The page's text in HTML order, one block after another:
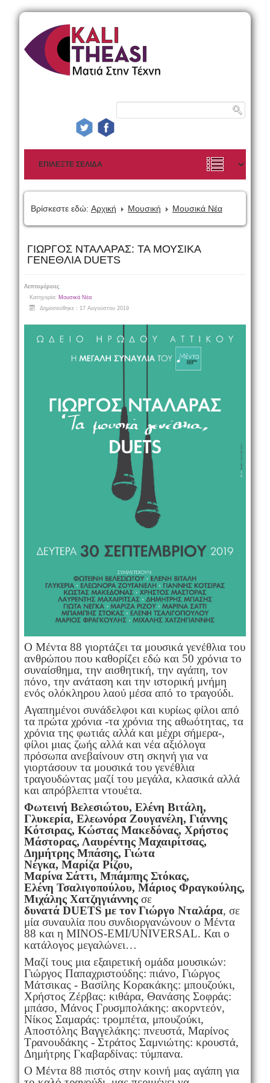
Βρίσκεστε εδώ: Αρχική Μουσική Μουσικά Νέα
ΓΙΩΡΓΟΣ ΝΤΑΛΑΡΑΣ: ΤΑ ΜΟΥΣΙΚΑ
ΓΕΝΕΘΛΙΑ DUETS
Λεπτομέρειες
Κατηγορία: Μουσικά Νέα
Δημοσιεύθηκε : 17 Αυγούστου 2019
Ο Μέντα 88 γιορτάζει τα μουσικά γενέθλια του
ανθρώπου που καθορίζει εδώ και 50 χρόνια το
συναίσθημα, την αισθητική, την αγάπη, τον
πόνο, την ανάταση και την ιστορική μνήμη
ενός ολόκληρου λαού μέσα από το τραγούδι.
Αγαπημένοι συνάδελφοι και κυρίως φίλοι από
τα πρώτα χρόνια -τα χρόνια της αθωότητας, τα
χρόνια της φωτιάς αλλά και μέχρι σήμερα-,
φίλοι μιας ζωής αλλά και νέα αξιόλογα
πρόσωπα ανεβαίνουν στη σκηνή για να
γιορτάσουν τα μουσικά του γενέθλια
τραγουδώντας μαζί του μεγάλα, κλασικά αλλά
και απρόβλεπτα ντουέτα.
Φωτεινή Βελεσιώτου, Ελένη Βιτάλη,
Γλυκερία, Ελεωνόρα Ζουγανέλη, Γιάννης
Κότσιρας, Κώστας Μακεδόνας, Χρήστος
Μάστορας, Λαυρέντης Μαχαιρίτσας,
Δημήτρης Μπάσης, Γιώτα
Νέγκα, Μαρίζα Ρίζου,
Μαρίνα Σάττι, Μπάμπης Στόκας,
Ελένη Τσαλιγοπούλου, Μάριος Φραγκούλης,
Μιχάλης Χατζηγιάννηςσε
δυνατάDUETS με τον Γιώργο Νταλάρα, σε
μία συναυλία που συνδιοργανώνουν ο Μέντα
88 και η ΜINOS-EMI/UNIVERSAL. Και ο
κατάλογος μεγαλώνει…
Μαζί τους μια εξαιρετική ομάδα μουσικών:
Γιώργος Παπαχριστούδης: πιάνο, Γιώργος
Μάτσικας - Βασίλης Κορακάκης: μπουζούκι,
Χρήστος Ζέρβας: κιθάρα, Θανάσης Σοφράς:
μπάσο, Μάνος Γρυσμπολάκης: ακορντεόν,
Νίκος Σαμαράς: τρομπέτα, μπουζούκι,
Αποστόλης Βαγγελάκης: πνευστά, Μαρίνος
Τρανουδάκης - Στράτος Σαμνιώτης: κρουστά,
Δημήτρης Γκαβαρδίνας: τύμπανα.
Ο Μέντα 88 πιστός στην κοινή μας αγάπη για